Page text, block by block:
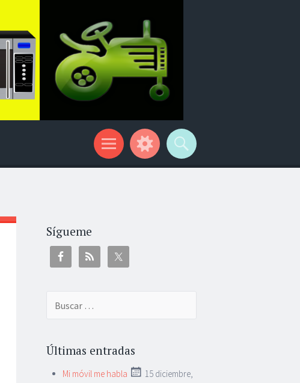
Sígueme
Últimas entradas
Mi móvil me habla
15 diciembre,